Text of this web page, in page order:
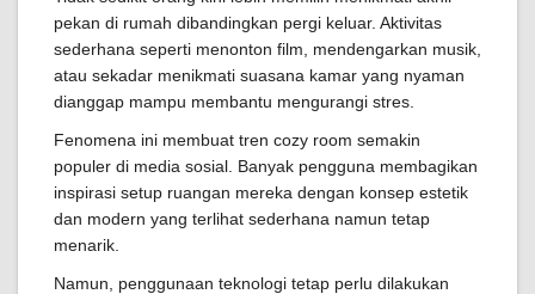
pekan di rumah dibandingkan pergi keluar. Aktivitas
sederhana seperti menonton film, mendengarkan musik,
atau sekadar menikmati suasana kamar yang nyaman
dianggap mampu membantu mengurangi stres.
Fenomena ini membuat tren cozy room semakin
populer di media sosial. Banyak pengguna membagikan
inspirasi setup ruangan mereka dengan konsep estetik
dan modern yang terlihat sederhana namun tetap
menarik.
Namun, penggunaan teknologi tetap perlu dilakukan